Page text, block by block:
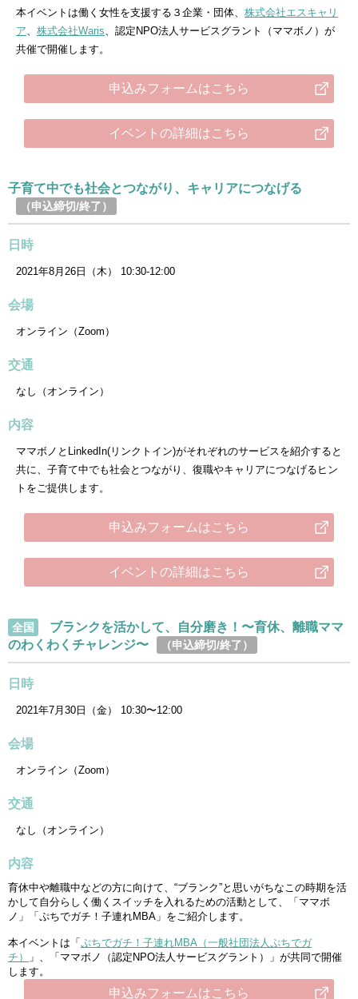
本イベントは働く女性を支援する３企業・団体、 株式会社エスキャリ
ア、 株式会社Waris、認定NPO法人サービスグラント（ママボノ）が
共催で開催します。
申込みフォームはこちら
イベントの詳細はこちら
子育て中でも社会とつながり、キャリアにつなげる
（申込締切/終了）
日時
2021年8月26日（木） 10:30-12:00
会場
オンライン（Zoom）
交通
なし（オンライン）
内容
ママボノとLinkedIn(リンクトイン)がそれぞれのサービスを紹介すると
共に、子育て中でも社会とつながり、復職やキャリアにつなげるヒン
トをご提供します。
申込みフォームはこちら
イベントの詳細はこちら
全国
ブランクを活かして、自分磨き！〜育休、離職ママ
のわくわくチャレンジ〜
（申込締切/終了）
日時
2021年7月30日（金） 10:30〜12:00
会場
オンライン（Zoom）
交通
なし（オンライン）
内容
育休中や離職中などの方に向けて、“ブランク”と思いがちなこの時期を活
かして自分らしく働くスイッチを入れるための活動として、「ママボ
ノ」「ぷちでガチ！子連れMBA」をご紹介します。
本イベントは「 ぷちでガチ！子連れMBA（一般社団法人ぷちでガ
チ）
」、「ママボノ（認定NPO法人サービスグラント）」が共同で開催
します。
申込みフォームはこちら